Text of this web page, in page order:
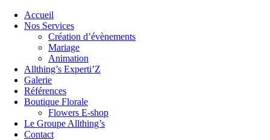
Accueil
Nos Services
Création d’évènements
Mariage
Animation
Allthing’s Experti’Z
Galerie
Références
Boutique Florale
Flowers E-shop
Le Groupe Allthing’s
Contact